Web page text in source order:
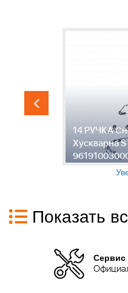
14 РУЧКА
Хускварна
Показать
Сервис